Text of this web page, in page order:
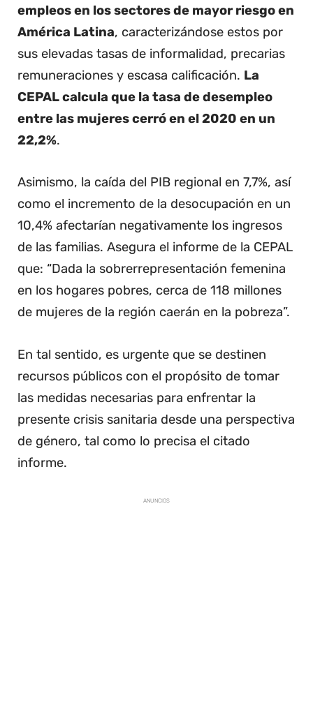
empleos en los sectores de mayor riesgo en
América Latina, caracterizándose estos por
sus elevadas tasas de informalidad, precarias
remuneraciones y escasa calificación. La
CEPAL calcula que la tasa de desempleo
entre las mujeres cerró en el 2020 en un
22,2%.
Asimismo, la caída del PIB regional en 7,7%, así
como el incremento de la desocupación en un
10,4% afectarían negativamente los ingresos
de las familias. Asegura el informe de la CEPAL
que: “Dada la sobrerrepresentación femenina
en los hogares pobres, cerca de 118 millones
de mujeres de la región caerán en la pobreza”.
En tal sentido, es urgente que se destinen
recursos públicos con el propósito de tomar
las medidas necesarias para enfrentar la
presente crisis sanitaria desde una perspectiva
de género, tal como lo precisa el citado
informe.
ANUNCIOS